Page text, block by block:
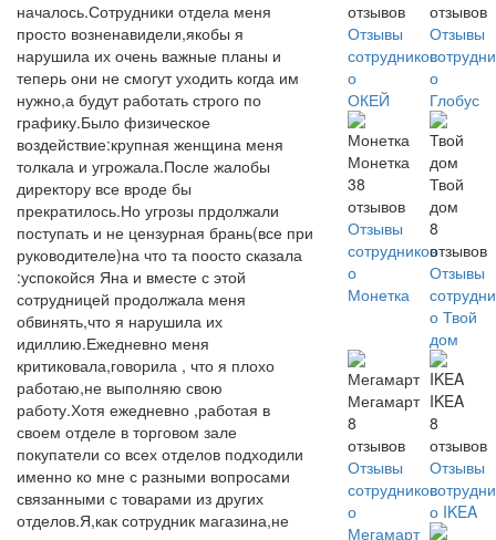
началось.Сотрудники отдела меня
просто возненавидели,якобы я
нарушила их очень важные планы и
теперь они не смогут уходить когда им
нужно,а будут работать строго по
графику.Было физическое
воздействие:крупная женщина меня
толкала и угрожала.После жалобы
директору все вроде бы
прекратилось.Но угрозы прдолжали
поступать и не цензурная брань(все при
руководителе)на что та поосто сказала
:успокойся Яна и вместе с этой
сотрудницей продолжала меня
обвинять,что я нарушила их
идиллию.Ежедневно меня
критиковала,говорила , что я плохо
работаю,не выполняю свою
работу.Хотя ежедневно ,работая в
своем отделе в торговом зале
покупатели со всех отделов подходили
именно ко мне с разными вопросами
связанными с товарами из других
отделов.Я,как сотрудник магазина,не
отзывов
Отзывы
сотрудников
о
ОКЕЙ
отзывов
Отзывы
о
Глобус
Монетка
38
отзывов
Отзывы
сотрудников
о
Монетка
Твой
дом
8
отзывов
Отзывы
о Твой
дом
Мегамарт
8
отзывов
Отзывы
сотрудников
о
Мегамарт
IKEA
8
отзывов
Отзывы
о IKEA